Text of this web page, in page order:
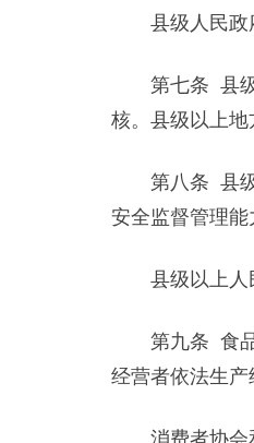
县级人民政府
第七条 县级
核。县级以上地
第八条 县级
安全监督管理能
县级以上人民
第九条 食品
经营者依法生产
消费者协会和